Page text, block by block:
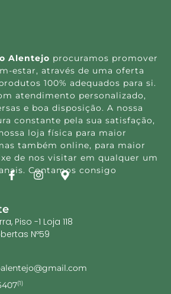
Alentejo procuramos promover
estar, através de uma oferta
100% adequados para si.
atendimento personalizado,
e boa disposição. A nossa
constante pela sua satisfação,
loja física para maior
também online, para maior
de nos visitar em qualquer um
Contamos consigo
Piso -1 Loja 118
Nº59
(1)